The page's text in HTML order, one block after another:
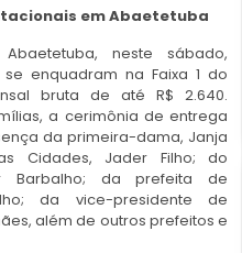
em Abaetetuba
neste sábado,
enquadram na Faixa 1 do
bruta de até R$ 2.640.
a cerimônia de entrega
da primeira-dama, Janja
Cidades, Jader Filho; do
Barbalho; da prefeita de
da vice-presidente de
além de outros prefeitos e